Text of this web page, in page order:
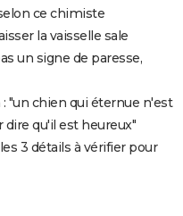
ce chimiste
la vaisselle sale
un signe de paresse,
"un chien qui éternue n'est
dire qu'il est heureux"
3 détails à vérifier pour